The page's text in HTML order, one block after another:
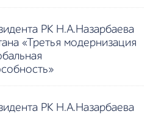
РК Н.А.Назарбаева
«Третья модернизация
РК Н.А.Назарбаева